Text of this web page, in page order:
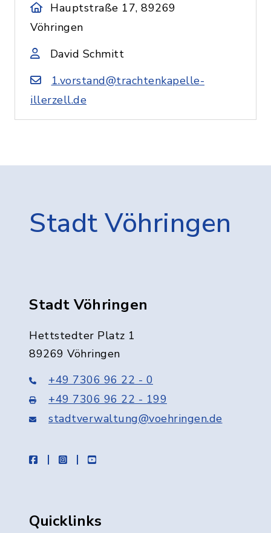
Hauptstraße 17, 89269
Vöhringen
David Schmitt
1.vorstand@trachtenkapelle-
illerzell.de
Stadt Vöhringen
Stadt Vöhringen
Hettstedter Platz 1
89269 Vöhringen
+49 7306 96 22 - 0
+49 7306 96 22 - 199
stadtverwaltung@voehringen.de
facebookinstagramyoutube
Quicklinks